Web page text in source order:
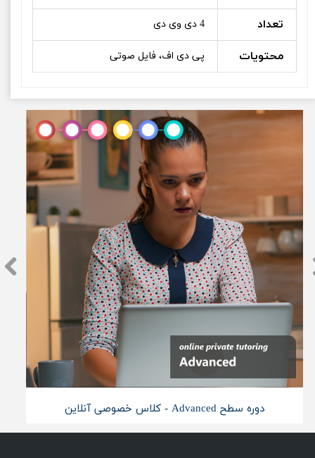
تعداد 4 دی وی دی
محتویات پی دی اف، فایل صوتی
دوره سطح Advanced - کلاس خصوصی آنلاین